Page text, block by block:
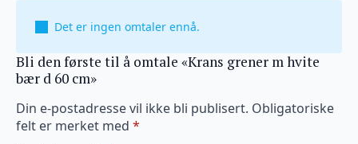
Det er ingen omtaler ennå.
Bli den første til å omtale «Krans grener m hvite
bær d 60 cm»
Din e-postadresse vil ikke bli publisert. Obligatoriske
felt er merket med *